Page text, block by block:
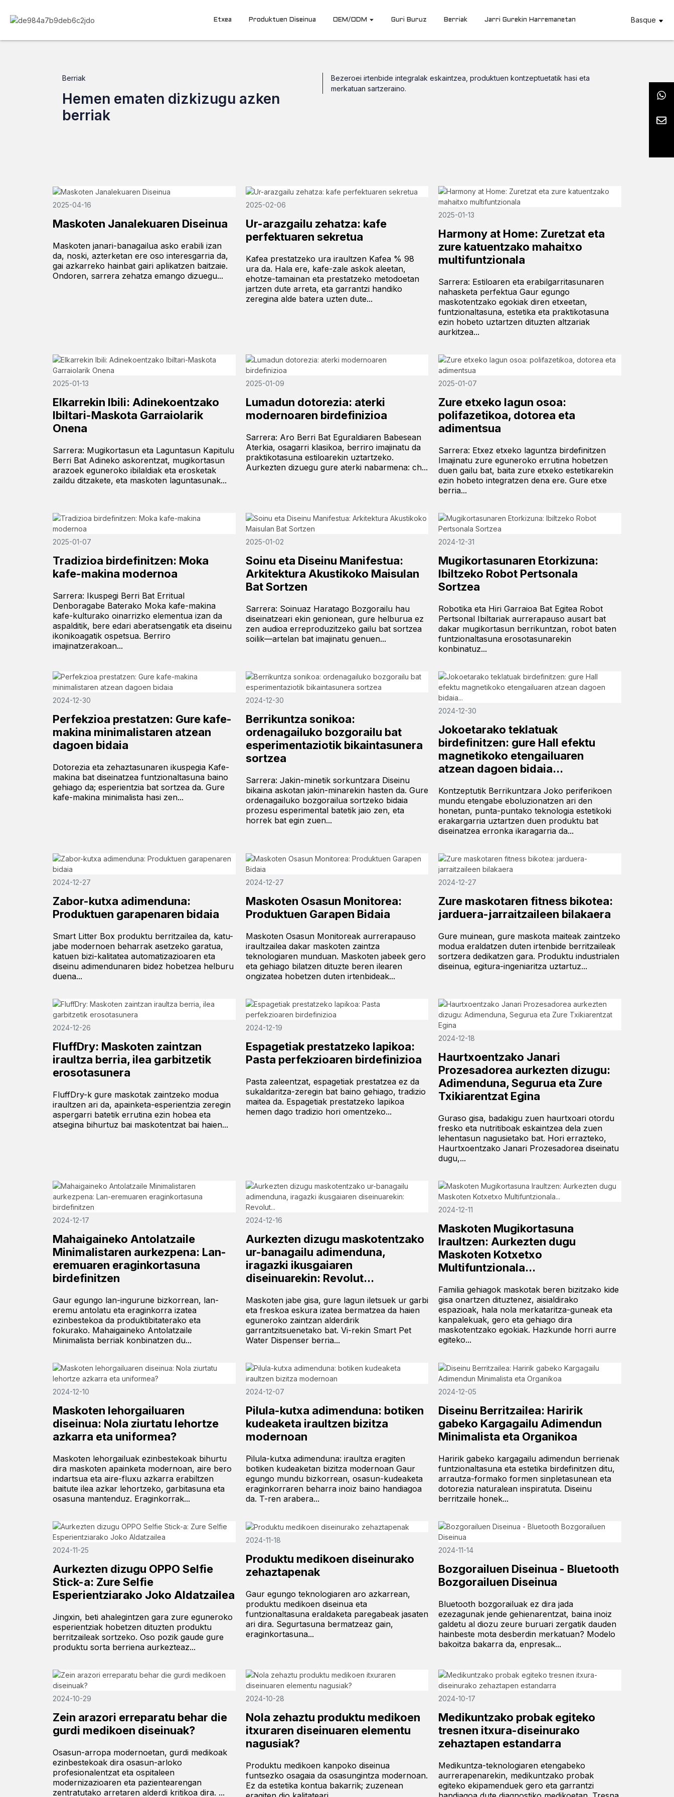
Etxea Produktuen Diseinua OEM/ODM Guri Buruz Berriak Jarri Gurekin Harremanetan Basque
Berriak
Hemen ematen dizkizugu azken
berriak
Bezeroei irtenbide integralak eskaintzea, produktuen kontzeptuetatik hasi eta
merkatuan sartzeraino.
2025-04-16
Maskoten Janalekuaren Diseinua
Maskoten janari-banagailua asko erabili izan
da, noski, azterketan ere oso interesgarria da,
gai azkarreko hainbat gairi aplikatzen baitzaie.
Ondoren, sarrera zehatza emango dizuegu...
2025-02-06
Ur-arazgailu zehatza: kafe
perfektuaren sekretua
Kafea prestatzeko ura iraultzen Kafea % 98
ura da. Hala ere, kafe-zale askok aleetan,
ehotze-tamainan eta prestatzeko metodoetan
jartzen dute arreta, eta garrantzi handiko
zeregina alde batera uzten dute...
2025-01-13
Harmony at Home: Zuretzat eta
zure katuentzako mahaitxo
multifuntzionala
Sarrera: Estiloaren eta erabilgarritasunaren
nahasketa perfektua Gaur egungo
maskotentzako egokiak diren etxeetan,
funtzionaltasuna, estetika eta praktikotasuna
ezin hobeto uztartzen dituzten altzariak
aurkitzea...
2025-01-13
Elkarrekin Ibili: Adinekoentzako
Ibiltari-Maskota Garraiolarik
Onena
Sarrera: Mugikortasun eta Laguntasun Kapitulu
Berri Bat Adineko askorentzat, mugikortasun
arazoek eguneroko ibilaldiak eta erosketak
zaildu ditzakete, eta maskoten laguntasunak...
2025-01-09
Lumadun dotorezia: aterki
modernoaren birdefinizioa
Sarrera: Aro Berri Bat Eguraldiaren Babesean
Aterkia, osagarri klasikoa, berriro imajinatu da
praktikotasuna estiloarekin uztartzeko.
Aurkezten dizuegu gure aterki nabarmena: ch...
2025-01-07
Zure etxeko lagun osoa:
polifazetikoa, dotorea eta
adimentsua
Sarrera: Etxez etxeko laguntza birdefinitzen
Imajinatu zure eguneroko errutina hobetzen
duen gailu bat, baita zure etxeko estetikarekin
ezin hobeto integratzen dena ere. Gure etxe
berria...
2025-01-07
Tradizioa birdefinitzen: Moka
kafe-makina modernoa
Sarrera: Ikuspegi Berri Bat Erritual
Denboragabe Baterako Moka kafe-makina
kafe-kulturako oinarrizko elementua izan da
aspalditik, bere edari aberatsengatik eta diseinu
ikonikoagatik ospetsua. Berriro
imajinatzerakoan...
2025-01-02
Soinu eta Diseinu Manifestua:
Arkitektura Akustikoko Maisulan
Bat Sortzen
Sarrera: Soinuaz Haratago Bozgorailu hau
diseinatzeari ekin genionean, gure helburua ez
zen audioa erreproduzitzeko gailu bat sortzea
soilik—artelan bat imajinatu genuen...
2024-12-31
Mugikortasunaren Etorkizuna:
Ibiltzeko Robot Pertsonala
Sortzea
Robotika eta Hiri Garraioa Bat Egitea Robot
Pertsonal Ibiltariak aurrerapauso ausart bat
dakar mugikortasun berrikuntzan, robot baten
funtzionaltasuna erosotasunarekin
konbinatuz...
2024-12-30
Perfekzioa prestatzen: Gure kafe-
makina minimalistaren atzean
dagoen bidaia
Dotorezia eta zehaztasunaren ikuspegia Kafe-
makina bat diseinatzea funtzionaltasuna baino
gehiago da; esperientzia bat sortzea da. Gure
kafe-makina minimalista hasi zen...
2024-12-30
Berrikuntza sonikoa:
ordenagailuko bozgorailu bat
esperimentaziotik bikaintasunera
sortzea
Sarrera: Jakin-minetik sorkuntzara Diseinu
bikaina askotan jakin-minarekin hasten da. Gure
ordenagailuko bozgorailua sortzeko bidaia
prozesu esperimental batetik jaio zen, eta
horrek bat egin zuen...
2024-12-30
Jokoetarako teklatuak
birdefinitzen: gure Hall efektu
magnetikoko etengailuaren
atzean dagoen bidaia...
Kontzeptutik Berrikuntzara Joko periferikoen
mundu etengabe eboluzionatzen ari den
honetan, punta-puntako teknologia estetikoki
erakargarria uztartzen duen produktu bat
diseinatzea erronka ikaragarria da...
2024-12-27
Zabor-kutxa adimenduna:
Produktuen garapenaren bidaia
Smart Litter Box produktu berritzailea da, katu-
jabe modernoen beharrak asetzeko garatua,
katuen bizi-kalitatea automatizazioaren eta
diseinu adimendunaren bidez hobetzea helburu
duena...
2024-12-27
Maskoten Osasun Monitorea:
Produktuen Garapen Bidaia
Maskoten Osasun Monitoreak aurrerapauso
iraultzailea dakar maskoten zaintza
teknologiaren munduan. Maskoten jabeek gero
eta gehiago bilatzen dituzte beren ilearen
ongizatea hobetzen duten irtenbideak...
2024-12-27
Zure maskotaren fitness bikotea:
jarduera-jarraitzaileen bilakaera
Gure muinean, gure maskota maiteak zaintzeko
modua eraldatzen duten irtenbide berritzaileak
sortzera dedikatzen gara. Produktu industrialen
diseinua, egitura-ingeniaritza uztartuz...
2024-12-26
FluffDry: Maskoten zaintzan
iraultza berria, ilea garbitzetik
erosotasunera
FluffDry-k gure maskotak zaintzeko modua
iraultzen ari da, apainketa-esperientzia zeregin
aspergarri batetik errutina ezin hobea eta
atsegina bihurtuz bai maskotentzat bai haien...
2024-12-19
Espagetiak prestatzeko lapikoa:
Pasta perfekzioaren birdefinizioa
Pasta zaleentzat, espagetiak prestatzea ez da
sukaldaritza-zeregin bat baino gehiago, tradizio
maitea da. Espagetiak prestatzeko lapikoa
hemen dago tradizio hori omentzeko...
2024-12-18
Haurtxoentzako Janari
Prozesadorea aurkezten dizugu:
Adimenduna, Segurua eta Zure
Txikiarentzat Egina
Guraso gisa, badakigu zuen haurtxoari otordu
fresko eta nutritiboak eskaintzea dela zuen
lehentasun nagusietako bat. Hori errazteko,
Haurtxoentzako Janari Prozesadorea diseinatu
dugu,...
2024-12-17
Mahaigaineko Antolatzaile
Minimalistaren aurkezpena: Lan-
eremuaren eraginkortasuna
birdefinitzen
Gaur egungo lan-ingurune bizkorrean, lan-
eremu antolatu eta eraginkorra izatea
ezinbestekoa da produktibitaterako eta
fokurako. Mahaigaineko Antolatzaile
Minimalista berriak konbinatzen du...
2024-12-16
Aurkezten dizugu maskotentzako
ur-banagailu adimenduna,
iragazki ikusgaiaren
diseinuarekin: Revolut...
Maskoten jabe gisa, gure lagun iletsuek ur garbi
eta freskoa eskura izatea bermatzea da haien
eguneroko zaintzan alderdirik
garrantzitsuenetako bat. Vi-rekin Smart Pet
Water Dispenser berria...
2024-12-11
Maskoten Mugikortasuna
Iraultzen: Aurkezten dugu
Maskoten Kotxetxo
Multifuntzionala...
Familia gehiagok maskotak beren bizitzako kide
gisa onartzen dituztenez, aisialdirako
espazioak, hala nola merkataritza-guneak eta
kanpalekuak, gero eta gehiago dira
maskotentzako egokiak. Hazkunde horri aurre
egiteko...
2024-12-10
Maskoten lehorgailuaren
diseinua: Nola ziurtatu lehortze
azkarra eta uniformea?
Maskoten lehorgailuak ezinbestekoak bihurtu
dira maskoten apainketa modernoan, aire bero
indartsua eta aire-fluxu azkarra erabiltzen
baitute ilea azkar lehortzeko, garbitasuna eta
osasuna mantenduz. Eraginkorrak...
2024-12-07
Pilula-kutxa adimenduna: botiken
kudeaketa iraultzen bizitza
modernoan
Pilula-kutxa adimenduna: iraultza eragiten
botiken kudeaketan bizitza modernoan Gaur
egungo mundu bizkorrean, osasun-kudeaketa
eraginkorraren beharra inoiz baino handiagoa
da. T-ren arabera...
2024-12-05
Diseinu Berritzailea: Haririk
gabeko Kargagailu Adimendun
Minimalista eta Organikoa
Haririk gabeko kargagailu adimendun berrienak
funtzionaltasuna eta estetika birdefinitzen ditu,
arrautza-formako formen sinpletasunean eta
dotorezia naturalean inspiratuta. Diseinu
berritzaile honek...
2024-11-25
Aurkezten dizugu OPPO Selfie
Stick-a: Zure Selfie
Esperientziarako Joko Aldatzailea
Jingxin, beti ahalegintzen gara zure eguneroko
esperientziak hobetzen dituzten produktu
berritzaileak sortzeko. Oso pozik gaude gure
produktu sorta berriena aurkezteaz...
2024-11-18
Produktu medikoen diseinurako
zehaztapenak
Gaur egungo teknologiaren aro azkarrean,
produktu medikoen diseinua eta
funtzionaltasuna eraldaketa paregabeak jasaten
ari dira. Segurtasuna bermatzeaz gain,
eraginkortasuna...
2024-11-14
Bozgorailuen Diseinua - Bluetooth
Bozgorailuen Diseinua
Bluetooth bozgorailuak ez dira jada
ezezagunak jende gehienarentzat, baina inoiz
galdetu al diozu zeure buruari zergatik dauden
hainbeste mota desberdin merkatuan? Modelo
bakoitza bakarra da, enpresak...
2024-10-29
Zein arazori erreparatu behar die
gurdi medikoen diseinuak?
Osasun-arropa modernoetan, gurdi medikoak
ezinbestekoak dira osasun-arloko
profesionalentzat eta ospitaleen
modernizazioaren eta pazientearengan
zentratutako arretaren alderdi kritikoa dira. ...
2024-10-28
Nola zehaztu produktu medikoen
itxuraren diseinuaren elementu
nagusiak?
Produktu medikoen kanpoko diseinua
funtsezko osagaia da osasungintza modernoan.
Ez da estetika kontua bakarrik; zuzenean
2024-10-17
Medikuntzako probak egiteko
tresnen itxura-diseinurako
zehaztapen estandarra
Medikuntza-teknologiaren etengabeko
aurrerapenarekin, medikuntzako probak
egiteko ekipamenduek gero eta garrantzi